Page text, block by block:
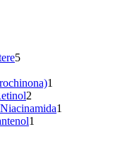
55
1
2
produse
1
1